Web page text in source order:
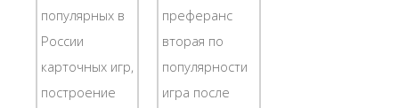
предшественника....
популярных в
России
карточных игр,
построение
преферанс
вторая по
популярности
игра после